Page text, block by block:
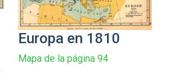
Europa en 1810
Mapa de la página 94